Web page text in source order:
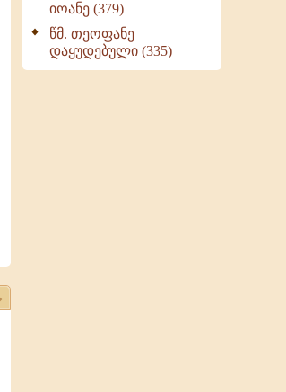
იოანე (379)
წმ. თეოფანე
დაყუდებული (335)